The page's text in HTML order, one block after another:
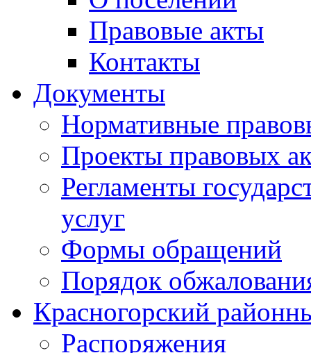
Правовые акты
Контакты
Документы
Нормативные
Проекты правовых
Регламенты
услуг
Формы обращений
Порядок
Красногорский
Распоряжения